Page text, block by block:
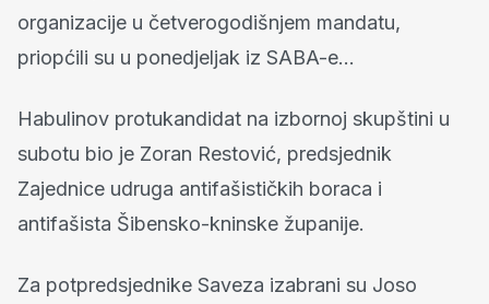
organizacije u četverogodišnjem mandatu,
priopćili su u ponedjeljak iz SABA-e…
Habulinov protukandidat na izbornoj skupštini u
subotu bio je Zoran Restović, predsjednik
Zajednice udruga antifašističkih boraca i
antifašista Šibensko-kninske županije.
Za potpredsjednike Saveza izabrani su Joso